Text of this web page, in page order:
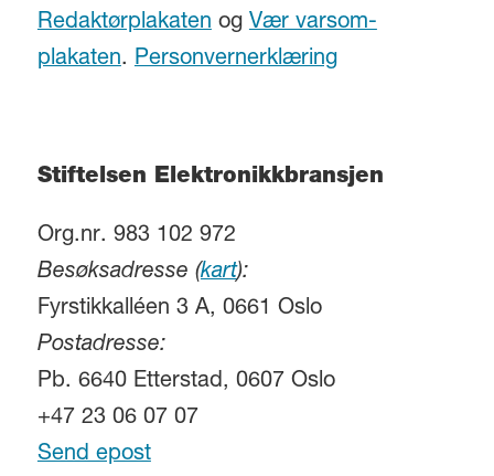
Redaktørplakatenog Vær varsom-
plakaten. Personvernerklæring
Stiftelsen Elektronikkbransjen
Org.nr. 983 102 972
Besøksadresse (kart):
Fyrstikkalléen 3 A, 0661 Oslo
Postadresse:
Pb. 6640 Etterstad, 0607 Oslo
+47 23 06 07 07
Send epost